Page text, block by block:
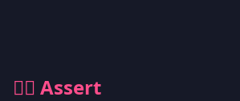
🕵🏻 Assert